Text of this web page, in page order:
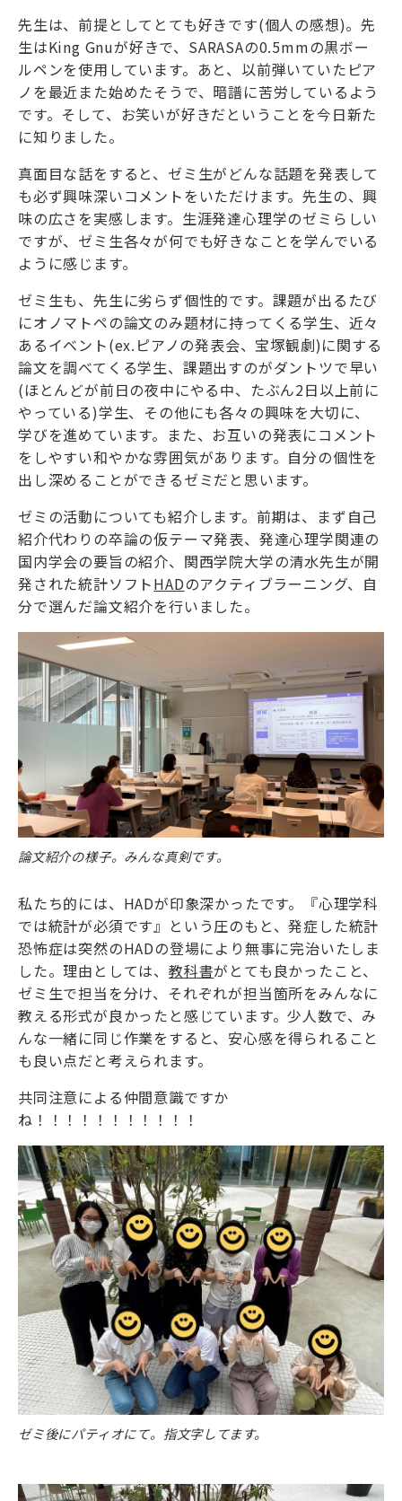
先生は、前提としてとても好きです(個人の感想)。先
生はKing Gnuが好きで、 SARASAの0.5mmの黒ボー
ルペンを使用しています。あと、以前弾いていたピア
ノを最近また始めたそうで、暗譜に苦労しているよう
です。そして、お笑いが好きだということを今日新た
に知りました。
真面目な話をすると、ゼミ生がどんな話題を発表して
も必ず興味深いコメントをいただけます。先生の、興
味の広さを実感します。生涯発達心理学のゼミらしい
ですが、ゼミ生各々が何でも好きなことを学んでいる
ように感じます。
ゼミ生も、先生に劣らず個性的です。課題が出るたび
にオノマトペの論文のみ題材に持ってくる学生、近々
あるイベント(ex. ピアノの発表会、宝塚観劇)に関する
論文を調べてくる学生、課題出すのがダントツで早い
(ほとんどが前日の夜中にやる中、たぶん2日以上前に
やっている)学生、その他にも各々の興味を大切に、
学びを進めています。また、お互いの発表にコメント
をしやすい和やかな雰囲気があります。自分の個性を
出し深めることができるゼミだと思います。
ゼミの活動についても紹介します。前期は、まず自己
紹介代わりの卒論の仮テーマ発表、発達心理学関連の
国内学会の要旨の紹介、関西学院大学の清水先生が開
発された統計ソフトHADのアクティブラーニング、自
分で選んだ論文紹介を行いました。
論文紹介の様子。みんな真剣です。
私たち的には、 HADが印象深かったです。『心理学科
では統計が必須です』という圧のもと、発症した統計
恐怖症は突然のHADの登場により無事に完治いたしま
した。理由としては、 教科書がとても良かったこと、
ゼミ生で担当を分け、それぞれが担当箇所をみんなに
教える形式が良かったと感じています。少人数で、み
んな一緒に同じ作業をすると、安心感を得られること
も良い点だと考えられます。
共同注意による仲間意識ですか
ね！！！！！！！！！！！
ゼミ後にパティオにて。指文字してます。